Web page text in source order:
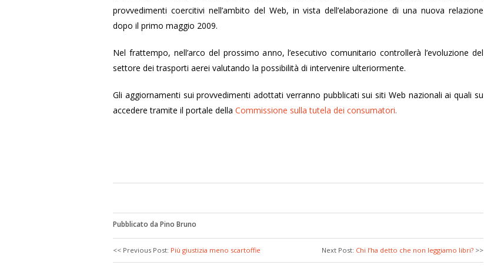
provvedimenti coercitivi nell’ambito del Web, in vista dell’elaborazione di una nuova relazione
dopo il primo maggio 2009.
Nel frattempo, nell’arco del prossimo anno, l’esecutivo comunitario controllerà l’evoluzione del
settore dei trasporti aerei valutando la possibilità di intervenire ulteriormente.
Gli aggiornamenti sui provvedimenti adottati verranno pubblicati sui siti Web nazionali ai quali su
accedere tramite il portale della Commissione sulla tutela dei consumatori.
Pubblicato da Pino Bruno
Next Post: Chi l’ha detto che non leggiamo libri? >>
<< Previous Post: Più giustizia meno scartoffie